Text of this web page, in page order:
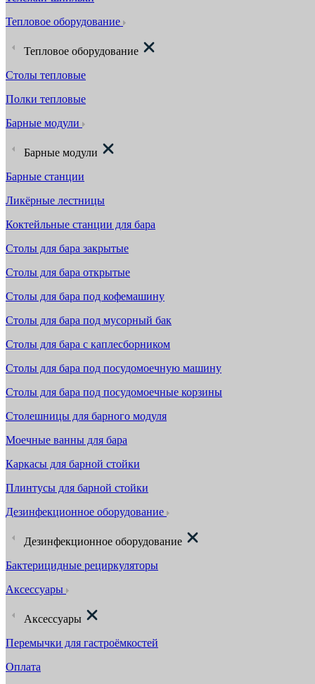
Тепловое оборудование
Тепловое оборудование
Столы тепловые
Полки тепловые
Барные модули
Барные модули
Барные станции
Ликёрные лестницы
Коктейльные станции для бара
Столы для бара закрытые
Столы для бара открытые
Столы для бара под кофемашину
Столы для бара под мусорный бак
Столы для бара с каплесборником
Столы для бара под посудомоечную машину
Столы для бара под посудомоечные корзины
Столешницы для барного модуля
Моечные ванны для бара
Каркасы для барной стойки
Плинтусы для барной стойки
Дезинфекционное оборудование
Дезинфекционное оборудование
Бактерицидные рециркуляторы
Аксессуары
Аксессуары
Перемычки для гастроёмкостей
Оплата